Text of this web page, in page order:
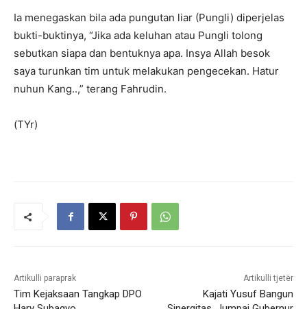
Ia menegaskan bila ada pungutan liar (Pungli) diperjelas
bukti-buktinya, “Jika ada keluhan atau Pungli tolong
sebutkan siapa dan bentuknya apa. Insya Allah besok
saya turunkan tim untuk melakukan pengecekan. Hatur
nuhun Kang..,” terang Fahrudin.
(TYr)
Artikulli paraprak
Tim Kejaksaan Tangkap DPO
Artikulli tjetër
Kajati Yusuf Bangun